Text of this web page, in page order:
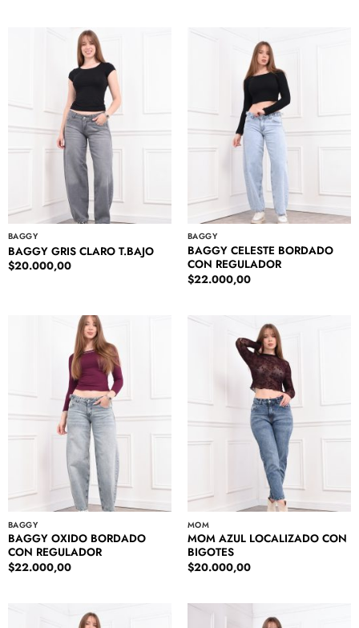
BAGGY
BAGGY GRIS CLARO T.BAJO
$20.000,00
BAGGY
BAGGY CELESTE BORDADO
CON REGULADOR
$22.000,00
BAGGY
BAGGY OXIDO BORDADO
CON REGULADOR
$22.000,00
MOM
MOM AZUL LOCALIZADO CON
BIGOTES
$20.000,00